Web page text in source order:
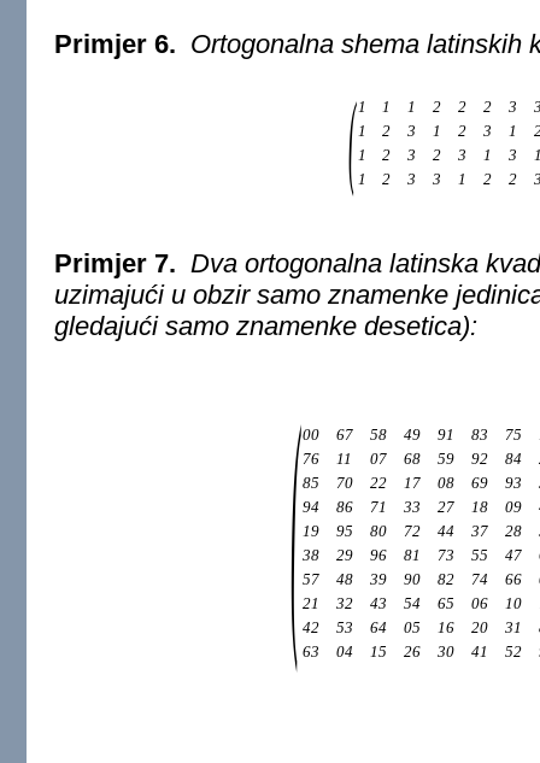
Primjer 6. Ortogonalna shema latinskih
(1 1 1 2 2 2 3
1
2 3 1 2 3 1
1
2 3 2 3 1 3
1
2 3 3 1 2 2
Primjer 7. Dva ortogonalna latinska
uzimajući u obzir samo znamenke
gledajući samo znamenke desetica):
(00 67 58 49 91 83 75
76
11 07 68 59 92 84
85
70 22 17 08 69 93
94
86 71 33 27 18 09
19
95 80 72 44 37 28
38
29 96 81 73 55 47
57
48 39 90 82 74 66
21
32 43 54 65 06 10
42
53 64 05 16 20 31
63
04 15 26 30 41 52